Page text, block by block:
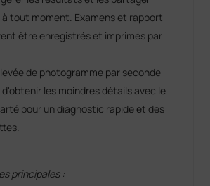
tout moment. Examens et rapport
être enregistrés et imprimés par
de photogramme par seconde
les moindres détails avec le
pour un diagnostic rapide et des
principales :